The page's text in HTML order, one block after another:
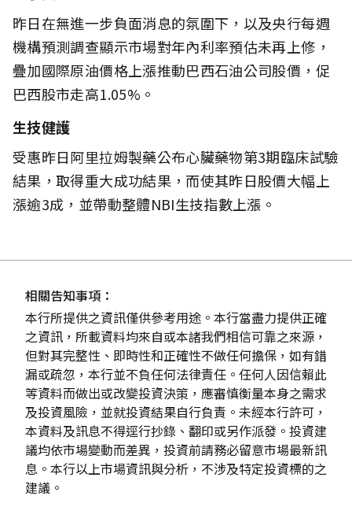
昨日在無進一步負面消息的氛圍下，以及央行每週
機構預測調查顯示市場對年內利率預估未再上修，
疊加國際原油價格上漲推動巴西石油公司股價，促
巴西股市走高1.05%。
生技健護
受惠昨日阿里拉姆製藥公布心臟藥物第3期臨床試驗
結果，取得重大成功結果，而使其昨日股價大幅上
漲逾3成，並帶動整體NBI生技指數上漲。
相關告知事項：
本行所提供之資訊僅供參考用途。本行當盡力提供正確
之資訊，所載資料均來自或本諸我們相信可靠之來源，
但對其完整性、即時性和正確性不做任何擔保，如有錯
漏或疏忽，本行並不負任何法律責任。任何人因信賴此
等資料而做出或改變投資決策，應審慎衡量本身之需求
及投資風險，並就投資結果自行負責。未經本行許可，
本資料及訊息不得逕行抄錄、翻印或另作派發。投資建
議均依市場變動而差異，投資前請務必留意市場最新訊
息。本行以上市場資訊與分析，不涉及特定投資標的之
建議。